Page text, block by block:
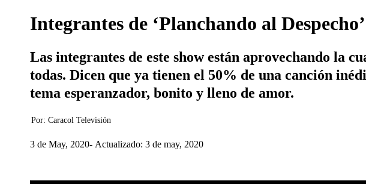
Integrantes de ‘Planchando al
Las integrantes de este show están aprovechando la
todas. Dicen que ya tienen el 50% de una canción
tema esperanzador, bonito y lleno de amor.
Por: Caracol Televisión
3 de May, 2020 Actualizado: 3 de may, 2020